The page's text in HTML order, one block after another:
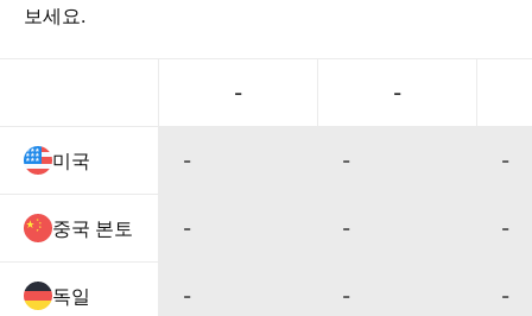
보세요.
- -
미국 - - -
중국 본토 - - -
독일 - - -